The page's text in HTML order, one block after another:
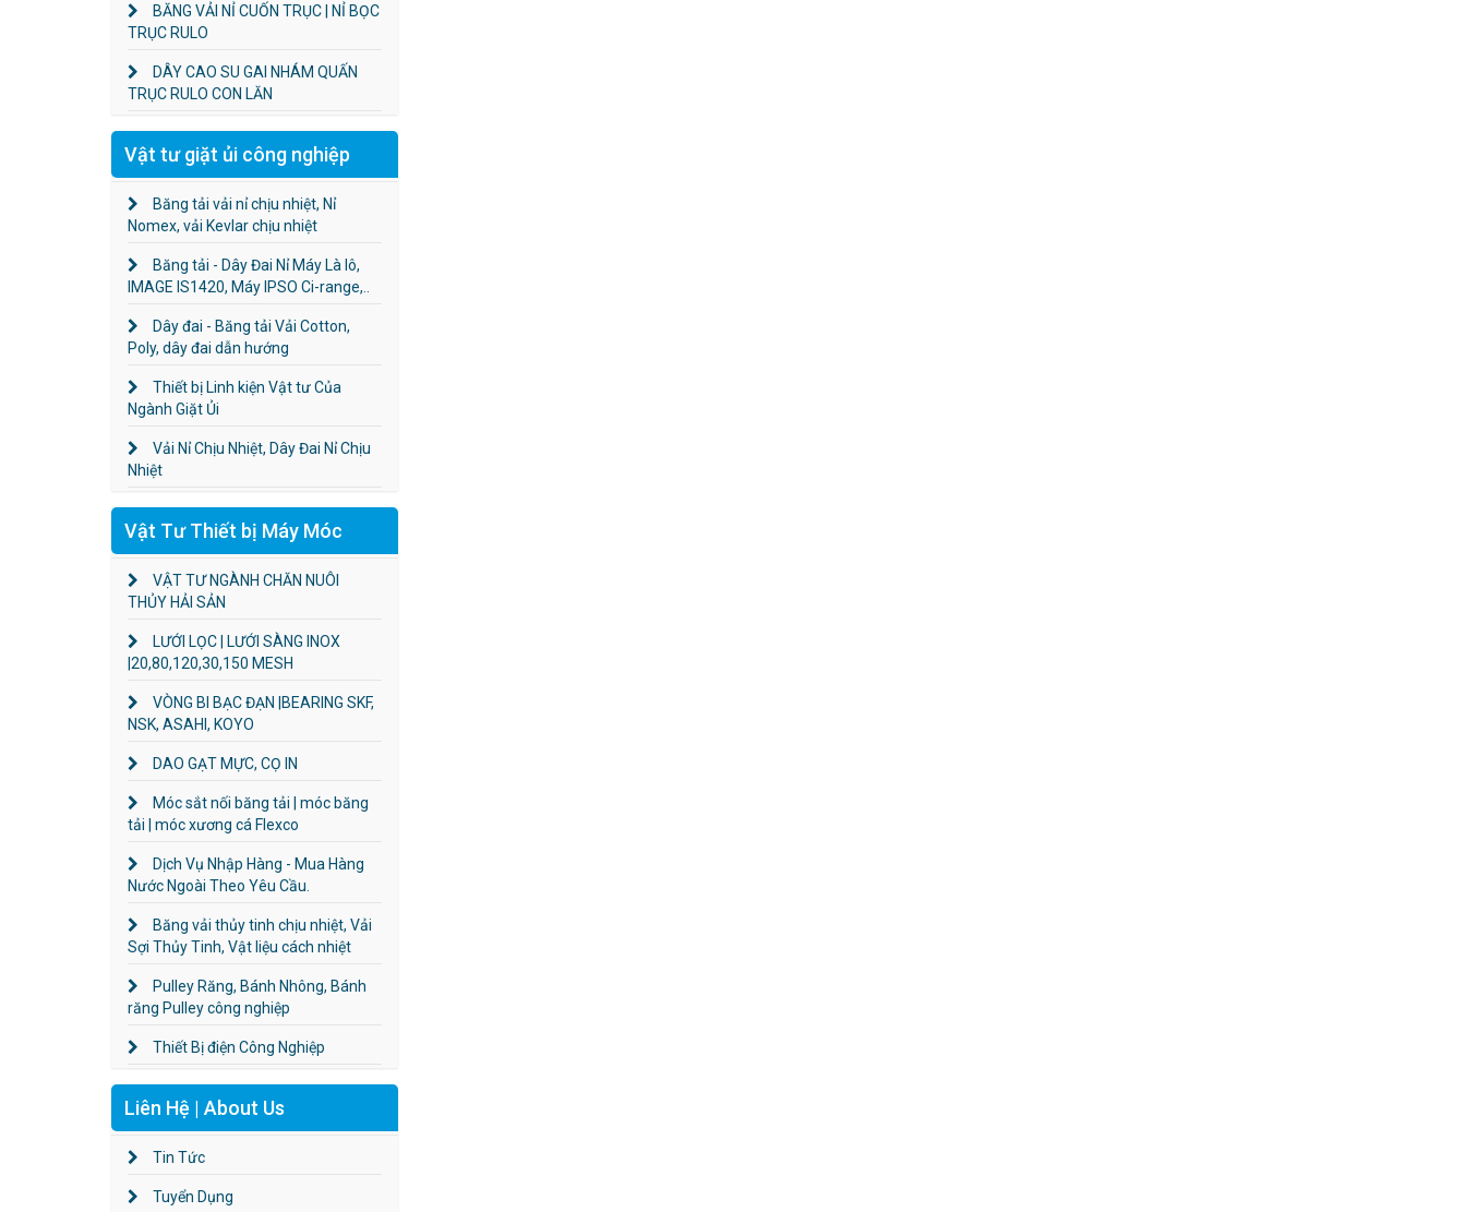
BĂNG VẢI NỈ CUỐN TRỤC | NỈ BỌC
TRỤC RULO
DÂY CAO SU GAI NHÁM QUẤN
TRỤC RULO CON LĂN
Vật tư giặt ủi công nghiệp
Băng tải vải nỉ chịu nhiệt, Nỉ
Nomex, vải Kevlar chịu nhiệt
Băng tải - Dây Đai Nỉ Máy Là lô,
IMAGE IS1420, Máy IPSO Ci-range,..
Dây đai - Băng tải Vải Cotton,
Poly, dây đai dẫn hướng
Thiết bị Linh kiện Vật tư Của
Ngành Giặt Ủi
Vải Nỉ Chịu Nhiệt, Dây Đai Nỉ Chịu
Nhiệt
Vật Tư Thiết bị Máy Móc
VẬT TƯ NGÀNH CHĂN NUÔI
THỦY HẢI SẢN
LƯỚI LỌC | LƯỚI SÀNG INOX
|20,80,120,30,150 MESH
VÒNG BI BẠC ĐẠN |BEARING SKF,
NSK, ASAHI, KOYO
DAO GẠT MỰC, CỌ IN
Móc sắt nối băng tải | móc băng
tải | móc xương cá Flexco
Dịch Vụ Nhập Hàng - Mua Hàng
Nước Ngoài Theo Yêu Cầu.
Băng vải thủy tinh chịu nhiệt, Vải
Sợi Thủy Tinh, Vật liệu cách nhiệt
Pulley Răng, Bánh Nhông, Bánh
răng Pulley công nghiệp
Thiết Bị điện Công Nghiệp
Liên Hệ | About Us
Tin Tức
Tuyển Dụng